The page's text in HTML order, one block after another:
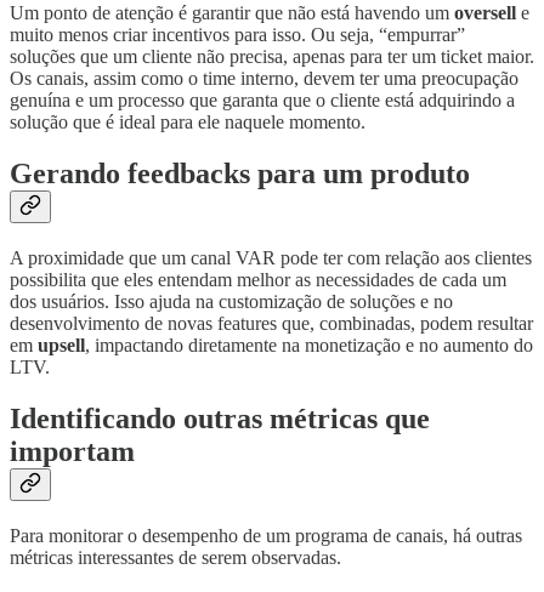
Um ponto de atenção é garantir que não está havendo um oversell e
muito menos criar incentivos para isso. Ou seja, “empurrar”
soluções que um cliente não precisa, apenas para ter um ticket maior.
Os canais, assim como o time interno, devem ter uma preocupação
genuína e um processo que garanta que o cliente está adquirindo a
solução que é ideal para ele naquele momento.
Gerando feedbacks para um produto
A proximidade que um canal VAR pode ter com relação aos clientes
possibilita que eles entendam melhor as necessidades de cada um
dos usuários. Isso ajuda na customização de soluções e no
desenvolvimento de novas features que, combinadas, podem resultar
em upsell, impactando diretamente na monetização e no aumento do
LTV.
Identificando outras métricas que
importam
Para monitorar o desempenho de um programa de canais, há outras
métricas interessantes de serem observadas.